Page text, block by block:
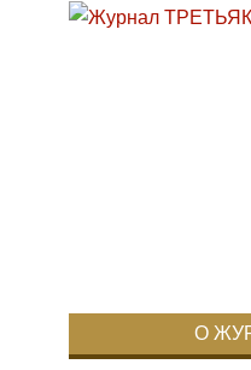
Перейти к основному
Skip to search
О